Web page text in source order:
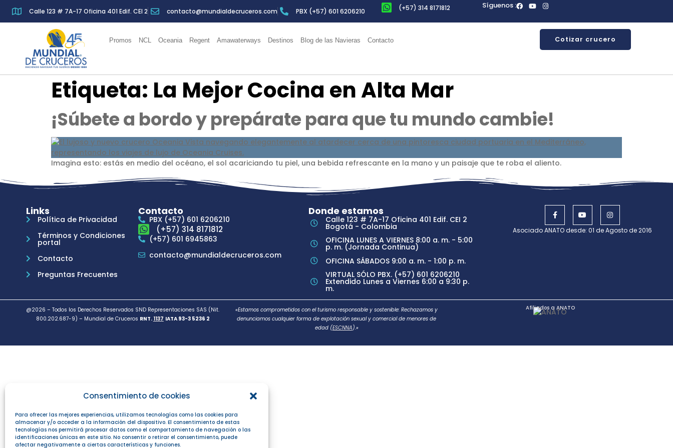
Consentimiento de cookies
Para ofrecer las mejores experiencias, utilizamos tecnologías como las cookies para
almacenar y/o acceder a la información del dispositivo. El consentimiento de estas
tecnologías nos permitirá procesar datos como el comportamiento de navegación o las
identificaciones únicas en este sitio. No consentir o retirar el consentimiento, puede
afectar negativamente a ciertas características y funciones.
Calle 123 # 7A-17 Oficina 401 Edif. CEI 2 contacto@mundialdecruceros.com PBX (+57) 601 6206210 (+57) 314 8171812 Síguenos :
Promos NCL Oceania Regent Amawaterways Destinos Blog de las Navieras Contacto Cotizar crucero
Etiqueta: La Mejor Cocina en Alta Mar
¡Súbete a bordo y prepárate para que tu mundo cambie!
Imagina esto: estás en medio del océano, el sol acariciando tu piel, una bebida refrescante en la mano y un paisaje que te roba el aliento.
Links
Política de Privacidad
Términos y Condiciones
portal
Contacto
Preguntas Frecuentes
Contacto
PBX (+57) 601 6206210
(+57) 314 8171812
(+57) 601 6945863
contacto@mundialdecruceros.com
Donde estamos
Calle 123 # 7A-17 Oficina 401 Edif. CEI 2
Bogotá - Colombia
OFICINA LUNES A VIERNES 8:00 a. m. - 5:00
p. m. (Jornada Continua)
OFICINA SÁBADOS 9:00 a. m. - 1:00 p. m.
VIRTUAL SÓLO PBX. (+57) 601 6206210
Extendido Lunes a Viernes 6:00 a 9:30 p.
m.
Asociado ANATO desde: 01 de Agosto de 2016
@2026 – Todos los Derechos Reservados SND Representaciones SAS (Nit.
800.202.687-9) – Mundial de Cruceros RNT. 1137 IATA 93-3 5236 2
«Estamos comprometidos con el turismo responsable y sostenible: Rechazamos y
denunciamos cualquier forma de explotación sexual y comercial de menores de
edad (ESCNNA).»
Afiliados a ANATO